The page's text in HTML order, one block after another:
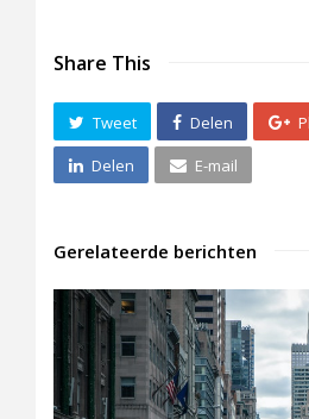
Share This
Tweet Delen
Delen E-mail
Gerelateerde berichten